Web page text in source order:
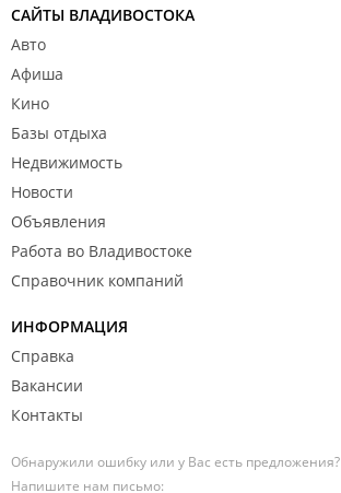
САЙТЫ ВЛАДИВОСТОКА
Авто
Афиша
Кино
Базы отдыха
Недвижимость
Новости
Объявления
Работа во Владивостоке
Справочник компаний
ИНФОРМАЦИЯ
Справка
Вакансии
Контакты
Обнаружили ошибку или у Вас есть предложения?
Напишите нам письмо: